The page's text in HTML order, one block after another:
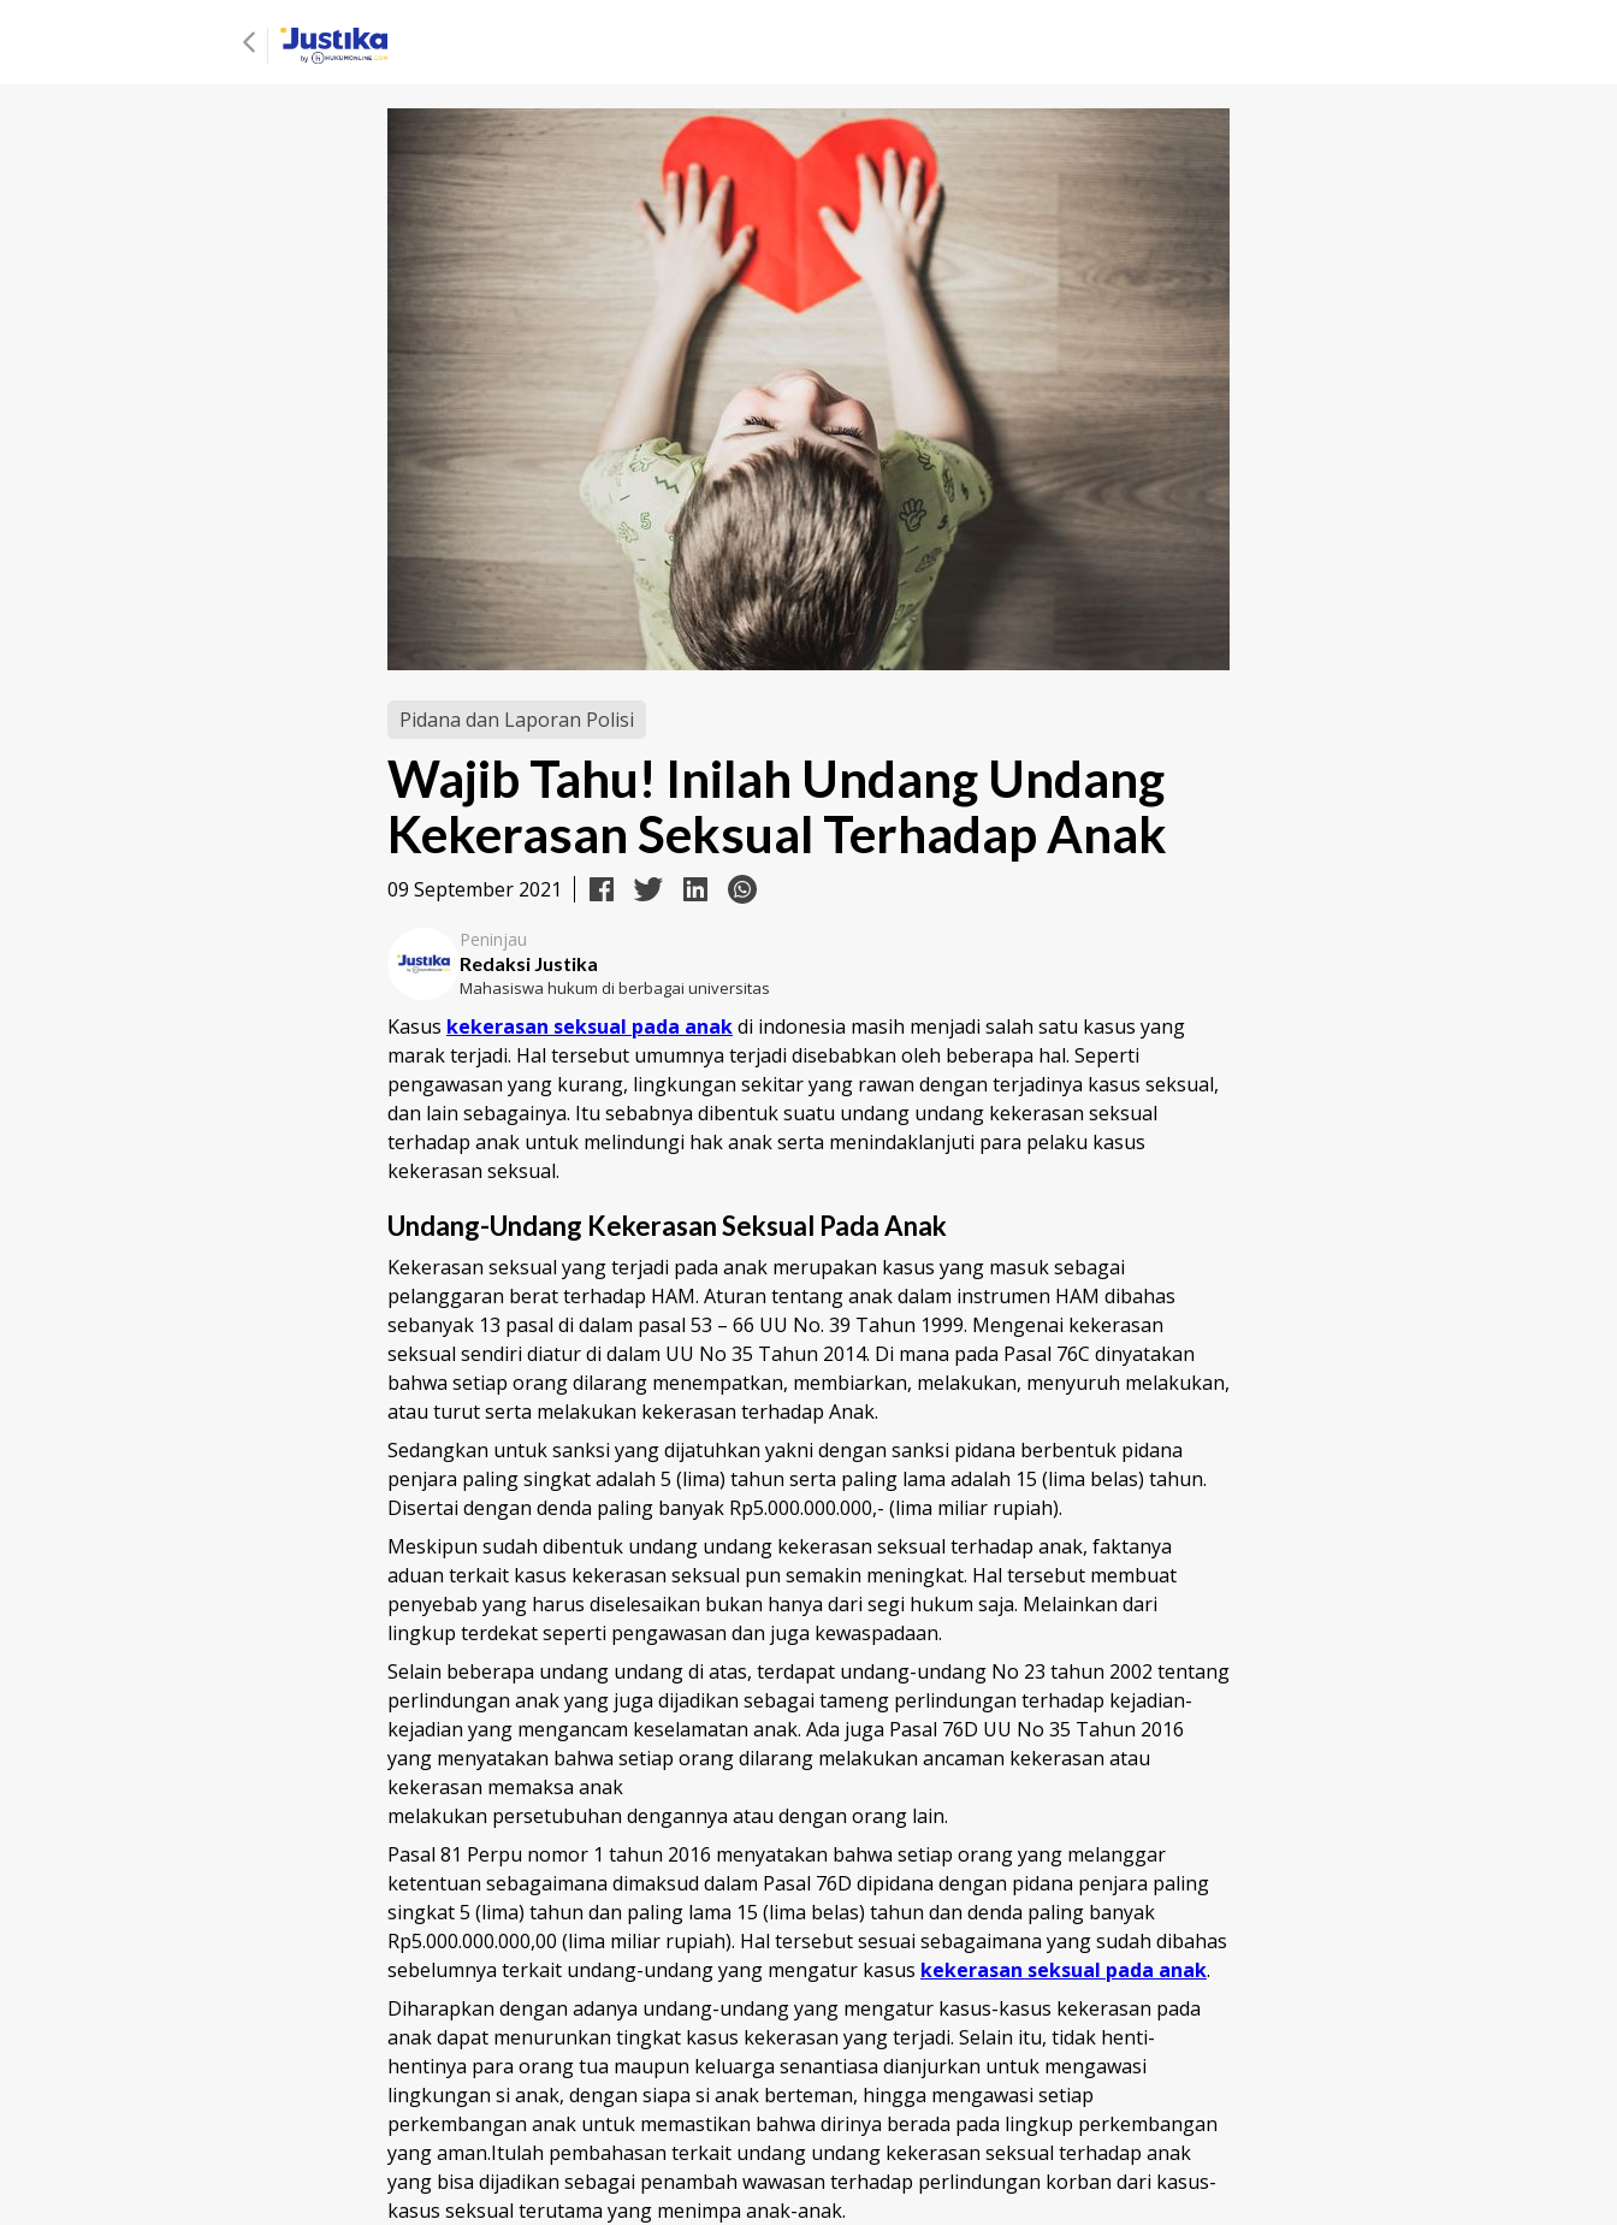
Pidana dan Laporan Polisi
Wajib Tahu! Inilah Undang Undang
Kekerasan Seksual Terhadap Anak
09 September 2021
Peninjau
Redaksi Justika
Mahasiswa hukum di berbagai universitas
Kasus kekerasan seksual pada anakdi indonesia masih menjadi salah satu kasus yang
marak terjadi. Hal tersebut umumnya terjadi disebabkan oleh beberapa hal. Seperti
pengawasan yang kurang, lingkungan sekitar yang rawan dengan terjadinya kasus seksual,
dan lain sebagainya. Itu sebabnya dibentuk suatu undang undang kekerasan seksual
terhadap anak untuk melindungi hak anak serta menindaklanjuti para pelaku kasus
kekerasan seksual.
Undang-Undang Kekerasan Seksual Pada Anak
Kekerasan seksual yang terjadi pada anak merupakan kasus yang masuk sebagai
pelanggaran berat terhadap HAM. Aturan tentang anak dalam instrumen HAM dibahas
sebanyak 13 pasal di dalam pasal 53 – 66 UU No. 39 Tahun 1999. Mengenai kekerasan
seksual sendiri diatur di dalam UU No 35 Tahun 2014. Di mana pada Pasal 76C dinyatakan
bahwa setiap orang dilarang menempatkan, membiarkan, melakukan, menyuruh melakukan,
atau turut serta melakukan kekerasan terhadap Anak.
Sedangkan untuk sanksi yang dijatuhkan yakni dengan sanksi pidana berbentuk pidana
penjara paling singkat adalah 5 (lima) tahun serta paling lama adalah 15 (lima belas) tahun.
Disertai dengan denda paling banyak Rp5.000.000.000,- (lima miliar rupiah).
Meskipun sudah dibentuk undang undang kekerasan seksual terhadap anak, faktanya
aduan terkait kasus kekerasan seksual pun semakin meningkat. Hal tersebut membuat
penyebab yang harus diselesaikan bukan hanya dari segi hukum saja. Melainkan dari
lingkup terdekat seperti pengawasan dan juga kewaspadaan.
Selain beberapa undang undang di atas, terdapat undang-undang No 23 tahun 2002 tentang
perlindungan anak yang juga dijadikan sebagai tameng perlindungan terhadap kejadian-
kejadian yang mengancam keselamatan anak. Ada juga Pasal 76D UU No 35 Tahun 2016
yang menyatakan bahwa setiap orang dilarang melakukan ancaman kekerasan atau
kekerasan memaksa anak
melakukan persetubuhan dengannya atau dengan orang lain.
Pasal 81 Perpu nomor 1 tahun 2016 menyatakan bahwa setiap orang yang melanggar
ketentuan sebagaimana dimaksud dalam Pasal 76D dipidana dengan pidana penjara paling
singkat 5 (lima) tahun dan paling lama 15 (lima belas) tahun dan denda paling banyak
Rp5.000.000.000,00 (lima miliar rupiah). Hal tersebut sesuai sebagaimana yang sudah dibahas
sebelumnya terkait undang-undang yang mengatur kasus kekerasan seksual pada anak.
Diharapkan dengan adanya undang-undang yang mengatur kasus-kasus kekerasan pada
anak dapat menurunkan tingkat kasus kekerasan yang terjadi. Selain itu, tidak henti-
hentinya para orang tua maupun keluarga senantiasa dianjurkan untuk mengawasi
lingkungan si anak, dengan siapa si anak berteman, hingga mengawasi setiap
perkembangan anak untuk memastikan bahwa dirinya berada pada lingkup perkembangan
yang aman.Itulah pembahasan terkait undang undang kekerasan seksual terhadap anak
yang bisa dijadikan sebagai penambah wawasan terhadap perlindungan korban dari kasus-
kasus seksual terutama yang menimpa anak-anak.